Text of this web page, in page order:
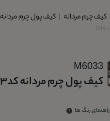
کیف چرم مردانه | کیف پول چرم مردانه
M6033
کیف پول چرم مردانه کدM6033
راهنمای رنگ ها